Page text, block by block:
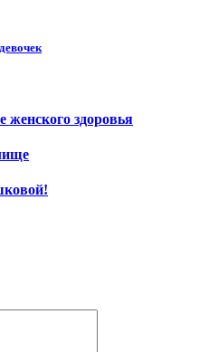
женского здоровья